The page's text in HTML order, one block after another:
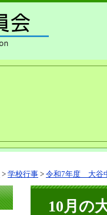
> 学校行事 > 令和7年度 大谷
10月の